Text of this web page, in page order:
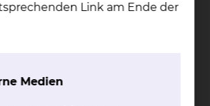
von Vertragsärzten für Hals-,
und
der Städtischen Klinikum
Link am Ende der
Medien